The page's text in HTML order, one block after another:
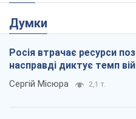
Думки
Росія втрачає ресурси
насправді диктує темп
Сергій Місюра 2,1 т.